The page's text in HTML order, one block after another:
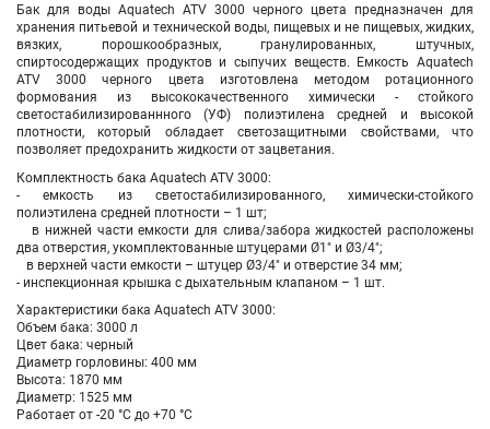
Бак для воды Aquatech ATV 3000 черного цвета предназначен для
хранения питьевой и технической воды, пищевых и не пищевых, жидких,
вязких, порошкообразных, гранулированных, штучных,
спиртосодержащих продуктов и сыпучих веществ. Емкость Aquatech
ATV 3000 черного цвета изготовлена методом ротационного
формования из высококачественного химически - стойкого
светостабилизированнного (УФ) полиэтилена средней и высокой
плотности, который обладает светозащитными свойствами, что
позволяет предохранить жидкости от зацветания.
Комплектность бака Aquatech ATV 3000:
- емкость из светостабилизированного, химически-стойкого
полиэтилена средней плотности – 1 шт;
в нижней части емкости для слива/забора жидкостей расположены
два отверстия, укомплектованные штуцерами Ø1" и Ø3/4";
в верхней части емкости – штуцер Ø3/4" и отверстие 34 мм;
- инспекционная крышка с дыхательным клапаном – 1 шт.
Характеристики бака Aquatech ATV 3000:
Объем бака: 3000 л
Цвет бака: черный
Диаметр горловины: 400 мм
Высота: 1870 мм
Диаметр: 1525 мм
Работает от -20 °С до +70 °С